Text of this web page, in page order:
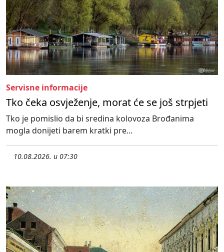
Servisne informacije
Tko čeka osvježenje, morat će se još strpjeti
Tko je pomislio da bi sredina kolovoza Brođanima
mogla donijeti barem kratki pre...
10.08.2026. u 07:30